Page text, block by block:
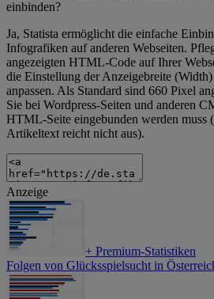
einbinden?
Ja, Statista ermöglicht die einfache
Infografiken auf anderen Webseiten.
angezeigten HTML-Code auf Ihrer
die Einstellung der Anzeigebreite
anpassen. Als Standard sind 660 Pixel
Sie bei Wordpress-Seiten und anderen
HTML-Seite eingebunden werden muss
Artikeltext reicht nicht aus).
Anzeige
+ Premium-Statistiken
Folgen von Glücksspielsucht in